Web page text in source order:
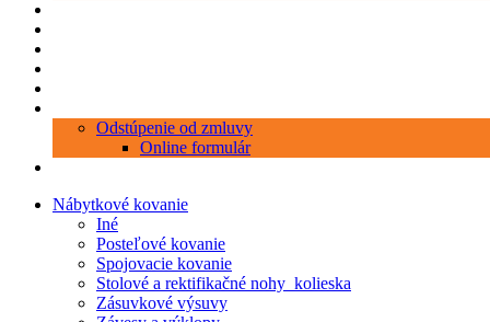
Odstúpenie od zmluvy
Online formulár
Nábytkové kovanie
Iné
Posteľové kovanie
Spojovacie kovanie
Stolové a rektifikačné nohy_kolieska
Zásuvkové výsuvy